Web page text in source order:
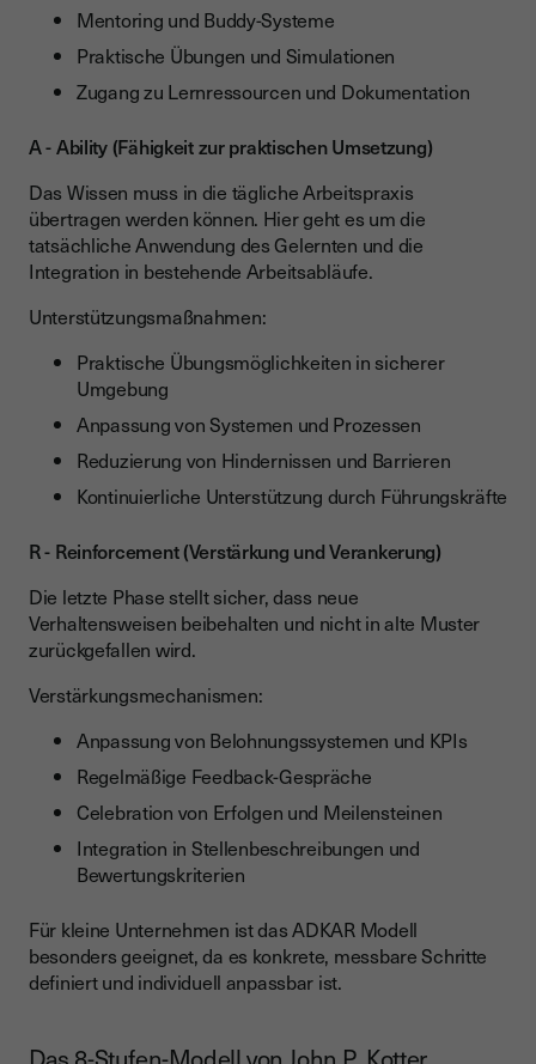
Mentoring und Buddy-Systeme
Praktische Übungen und Simulationen
Zugang zu Lernressourcen und Dokumentation
A - Ability (Fähigkeit zur praktischen Umsetzung)
Das Wissen muss in die tägliche Arbeitspraxis
übertragen werden können. Hier geht es um die
tatsächliche Anwendung des Gelernten und die
Integration in bestehende Arbeitsabläufe.
Unterstützungsmaßnahmen:
Praktische Übungsmöglichkeiten in sicherer
Umgebung
Anpassung von Systemen und Prozessen
Reduzierung von Hindernissen und Barrieren
Kontinuierliche Unterstützung durch Führungskräfte
R - Reinforcement (Verstärkung und Verankerung)
Die letzte Phase stellt sicher, dass neue
Verhaltensweisen beibehalten und nicht in alte Muster
zurückgefallen wird.
Verstärkungsmechanismen:
Anpassung von Belohnungssystemen und KPIs
Regelmäßige Feedback-Gespräche
Celebration von Erfolgen und Meilensteinen
Integration in Stellenbeschreibungen und
Bewertungskriterien
Für kleine Unternehmen ist das ADKAR Modell
besonders geeignet, da es konkrete, messbare Schritte
definiert und individuell anpassbar ist.